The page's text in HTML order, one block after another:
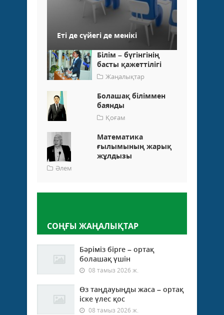
Еті де сүйегі де менікі
Білім – бүгінгінің
басты қажеттілігі
Жаңалықтар
Болашақ біліммен
баянды
Қоғам
Математика
ғылымының жарық
жұлдызы
Әлем
СОҢҒЫ ЖАҢАЛЫҚТАР
Бәріміз бірге – ортақ
болашақ үшін
08 тамыз 2026 ж.
Өз таңдауыңды жаса – ортақ
іске үлес қос
08 тамыз 2026 ж.